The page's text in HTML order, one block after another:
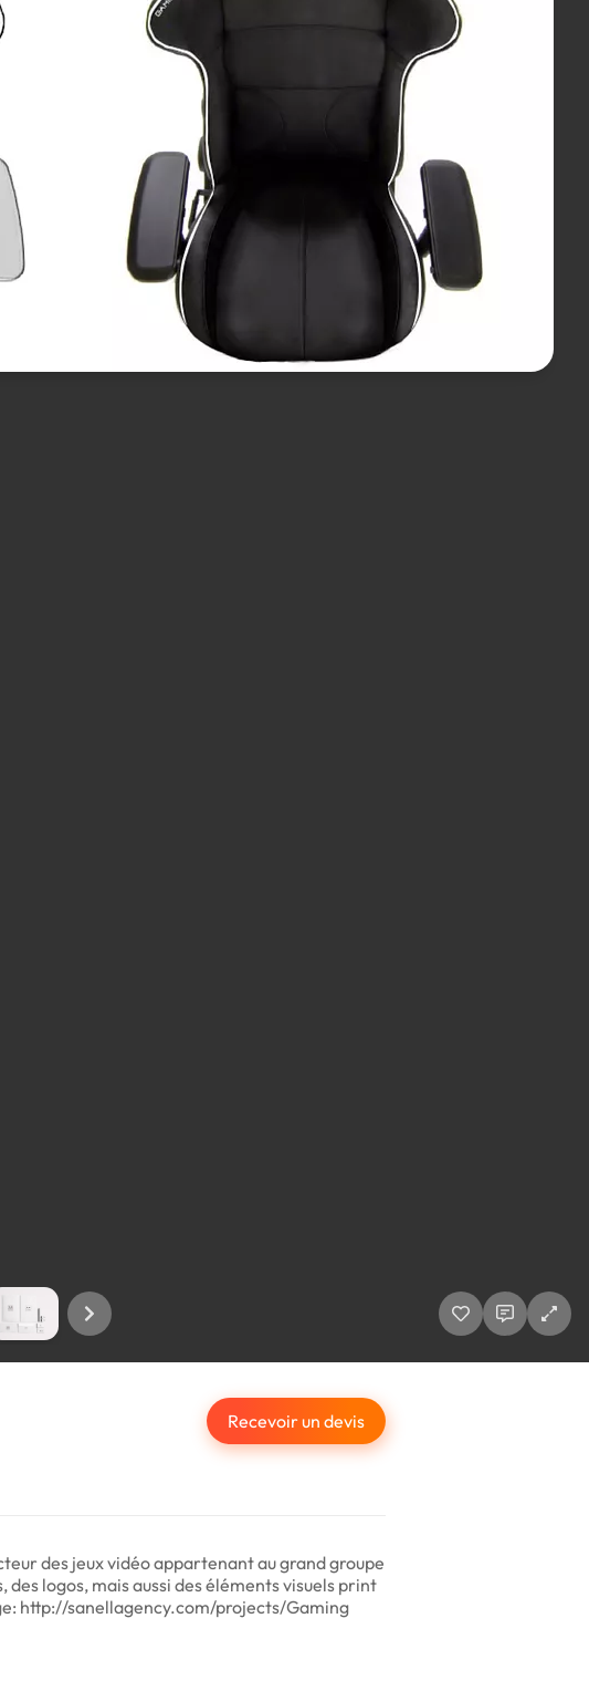
Recevoir un devis
des jeux vidéo appartenant au grand groupe
logos, mais aussi des éléments visuels print
http://sanellagency.com/projects/Gaming